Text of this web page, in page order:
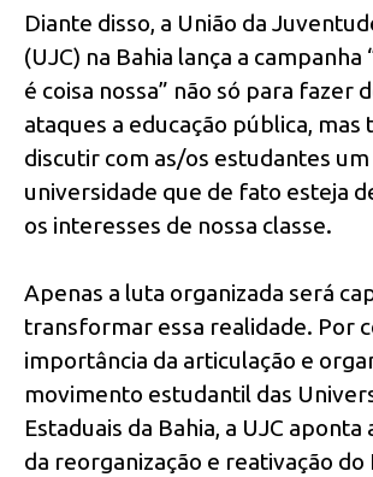
Diante disso, a União da
(UJC) na Bahia lança a campanha
é coisa nossa” não só para fazer
ataques a educação pública,
discutir com as/os estudantes
universidade que de fato esteja
os interesses de nossa classe.
Apenas a luta organizada será
transformar essa realidade. Por
importância da articulação e
movimento estudantil das
Estaduais da Bahia, a UJC aponta
da reorganização e reativação do